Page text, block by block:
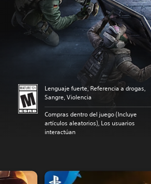
Lenguaje fuerte, Referencia a drogas,
Sangre, Violencia
Compras dentro del juego (Incluye
artículos aleatorios), Los usuarios
interactúan